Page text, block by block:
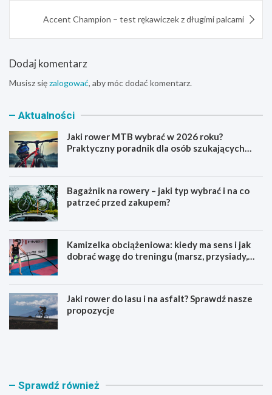
Accent Champion – test rękawiczek z długimi palcami
Dodaj komentarz
Musisz sięzalogować, aby móc dodać komentarz.
Aktualności
Jaki rower MTB wybrać w 2026 roku?
Praktyczny poradnik dla osób szukających
Bagażnik na rowery – jaki typ wybrać i na co
patrzeć przed zakupem?
Kamizelka obciążeniowa: kiedy ma sens i jak
dobrać wagę do treningu (marsz, przysiady,
Jaki rower do lasu i na asfalt? Sprawdź nasze
propozycje
J
o
B
n Sprawdź również